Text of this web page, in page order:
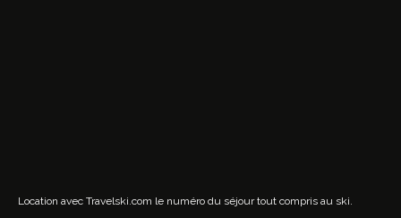
Location avec Travelski.com le numéro du séjour tout compris au ski.